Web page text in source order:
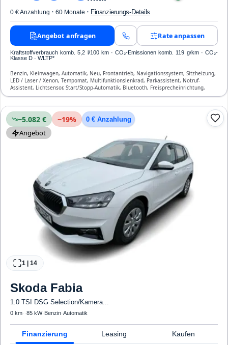
0 € Anzahlung · 60 Monate · Finanzierungs-Details
Angebot anfragen Rate anpassen
Kraftstoffverbrauch komb. 5,2 l/100 km · CO₂-Emissionen komb. 119 g/km · CO₂-
Klasse D · WLTP*
Benzin, Kleinwagen, Automatik, Neu, Frontantrieb, Navigationssystem, Sitzheizung,
LED / Laser / Xenon, Tempomat, Multifunktionslenkrad, Parkassistent, Notruf-
Assistent, Lichtsensor, Start/Stopp-Automatik, Bluetooth, Freisprecheinrichtung,
Verkehrszeichen-Erkennung, ESP, ABS, Klimaanlage, Front-, Seiten- und weitere
−5.082 € −19% 0 € Anzahlung
Angebot
1 14
Skoda Fabia
1.0 TSI DSG Selection/Kamera...
0 km· ·85 kW· Benzin·Automatik
Finanzierung Leasing Kaufen